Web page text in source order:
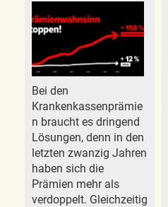
Bei den
Krankenkassenprämie
n braucht es dringend
Lösungen, denn in den
letzten zwanzig Jahren
haben sich die
Prämien mehr als
verdoppelt. Gleichzeitig